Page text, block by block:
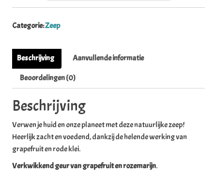
Categorie:Zeep
Beschrijving Aanvullende informatie
Beoordelingen (0)
Beschrijving
Verwen je huid en onze planeet met deze natuurlijke zeep!
Heerlijk zacht en voedend, dankzij de helende werking van
grapefruit en rode klei.
Verkwikkend geur van grapefruit en rozemarijn.